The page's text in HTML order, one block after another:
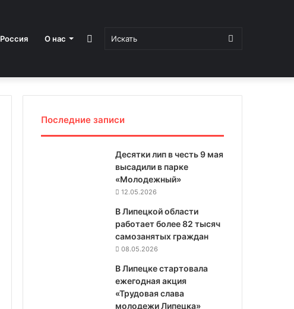
Россия О нас Искать
Sidebar
Последние записи
Десятки лип в честь 9 мая
высадили в парке
«Молодежный»
12.05.2026
В Липецкой области
работает более 82 тысяч
самозанятых граждан
08.05.2026
В Липецке стартовала
ежегодная акция
«Трудовая слава
молодежи Липецка»